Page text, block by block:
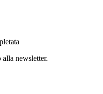
alla newsletter.